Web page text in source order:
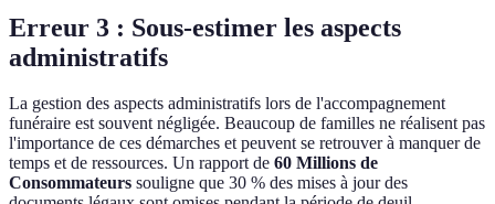
Erreur 3 : Sous-estimer les aspects
administratifs
La gestion des aspects administratifs lors de l'accompagnement
funéraire est souvent négligée. Beaucoup de familles ne réalisent pas
l'importance de ces démarches et peuvent se retrouver à manquer de
temps et de ressources. Un rapport de 60 Millions de
Consommateurs souligne que 30 % des mises à jour des